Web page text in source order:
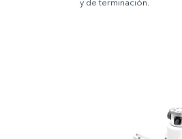
y de terminación.